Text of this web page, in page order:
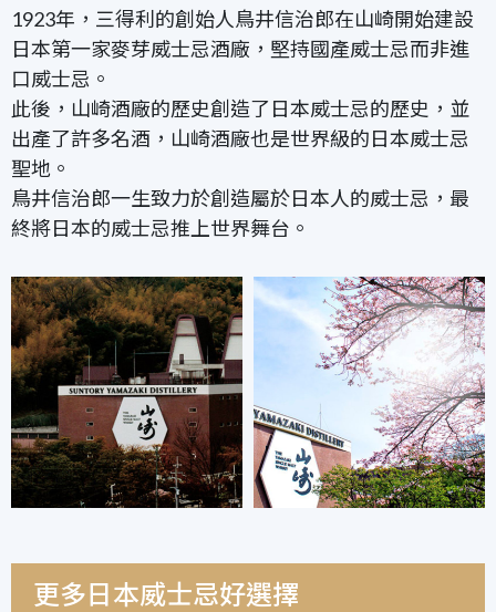
1923年，三得利的創始人鳥井信治郎在山崎開始建設
日本第一家麥芽威士忌酒廠，堅持國產威士忌而非進
口威士忌。
此後，山崎酒廠的歷史創造了日本威士忌的歷史，並
出產了許多名酒，山崎酒廠也是世界級的日本威士忌
聖地。
鳥井信治郎一生致力於創造屬於日本人的威士忌，最
終將日本的威士忌推上世界舞台。
更多日本威士忌好選擇